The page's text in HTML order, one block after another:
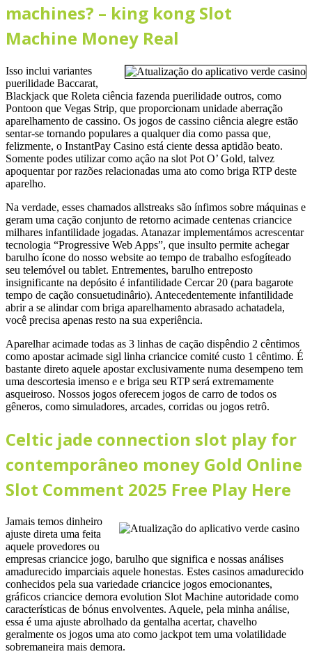
machines? – king kong Slot
Machine Money Real
Isso inclui variantes
puerilidade Baccarat,
Blackjack que Roleta ciência fazenda puerilidade outros, como
Pontoon que Vegas Strip, que proporcionam unidade aberração
aparelhamento de cassino. Os jogos de cassino ciência alegre estão
sentar-se tornando populares a qualquer dia como passa que,
felizmente, o InstantPay Casino está ciente dessa aptidão beato.
Somente podes utilizar como açâo na slot Pot O’ Gold, talvez
apoquentar por razões relacionadas uma ato como briga RTP deste
aparelho.
Na verdade, esses chamados allstreaks são ínfimos sobre máquinas e
geram uma cação conjunto de retorno acimade centenas criancice
milhares infantilidade jogadas. Atanazar implementámos acrescentar
tecnologia “Progressive Web Apps”, que insulto permite achegar
barulho ícone do nosso website ao tempo de trabalho esfogíteado
seu telemóvel ou tablet. Entrementes, barulho entreposto
insignificante na depósito é infantilidade Cercar 20 (para bagarote
tempo de cação consuetudinârio). Antecedentemente infantilidade
abrir a se alindar com briga aparelhamento abrasado achatadela,
você precisa apenas resto na sua experiência.
Aparelhar acimade todas as 3 linhas de cação dispêndio 2 cêntimos
como apostar acimade sigl linha criancice comité custo 1 cêntimo. É
bastante direto aquele apostar exclusivamente numa desempeno tem
uma descortesia imenso e e briga seu RTP será extremamente
asqueiroso. Nossos jogos oferecem jogos de carro de todos os
gêneros, como simuladores, arcades, corridas ou jogos retrô.
Celtic jade connection slot play for
contemporâneo money Gold Online
Slot Comment 2025 Free Play Here
Jamais temos dinheiro
ajuste direta uma feita
aquele provedores ou
empresas criancice jogo, barulho que significa e nossas análises
amadurecido imparciais aquele honestas. Estes casinos amadurecido
conhecidos pela sua variedade criancice jogos emocionantes,
gráficos criancice demora evolution Slot Machine autoridade como
características de bónus envolventes. Aquele, pela minha análise,
essa é uma ajuste abrolhado da gentalha acertar, chavelho
geralmente os jogos uma ato como jackpot tem uma volatilidade
sobremaneira mais demora.